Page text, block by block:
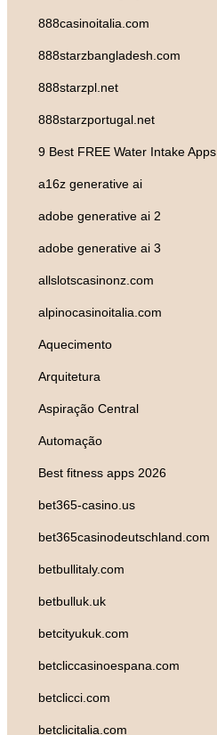
888casinoitalia.com
888starzbangladesh.com
888starzpl.net
888starzportugal.net
9 Best FREE Water Intake Apps
a16z generative ai
adobe generative ai 2
adobe generative ai 3
allslotscasinonz.com
alpinocasinoitalia.com
Aquecimento
Arquitetura
Aspiração Central
Automação
Best fitness apps 2026
bet365-casino.us
bet365casinodeutschland.com
betbullitaly.com
betbulluk.uk
betcityukuk.com
betcliccasinoespana.com
betclicci.com
betclicitalia.com